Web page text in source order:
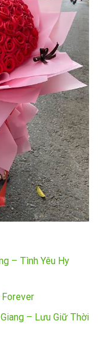
– Tình Yêu Hy
– Lưu Giữ Thời